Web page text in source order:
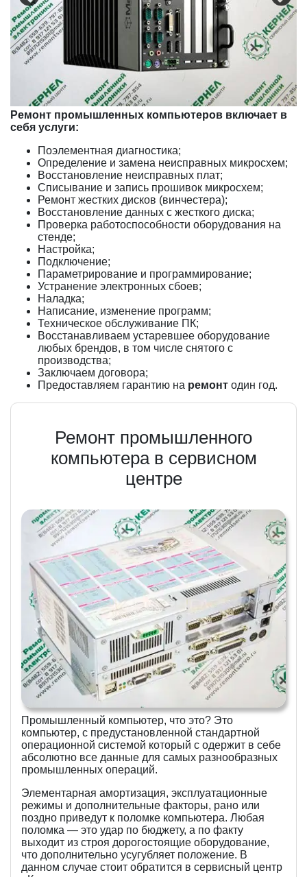
Ремонт промышленных компьютеров включает в
себя услуги:
Поэлементная диагностика;
Определение и замена неисправных микросхем;
Восстановление неисправных плат;
Списывание и запись прошивок микросхем;
Ремонт жестких дисков (винчестера);
Восстановление данных с жесткого диска;
Проверка работоспособности оборудования на
стенде;
Настройка;
Подключение;
Параметрирование и программирование;
Устранение электронных сбоев;
Наладка;
Написание, изменение программ;
Техническое обслуживание ПК;
Восстанавливаем устаревшее оборудование
любых брендов, в том числе снятого с
производства;
Заключаем договора;
Предоставляем гарантию на ремонт один год.
Ремонт промышленного
компьютера в сервисном
центре
Промышленный компьютер, что это? Это
компьютер, с предустановленной стандартной
операционной системой который с одержит в себе
абсолютно все данные для самых разнообразных
промышленных операций.
Элементарная амортизация, эксплуатационные
режимы и дополнительные факторы, рано или
поздно приведут к поломке компьютера. Любая
поломка — это удар по бюджету, а по факту
выходит из строя дорогостоящие оборудование,
что дополнительно усугубляет положение. В
данном случае стоит обратится в сервисный центр